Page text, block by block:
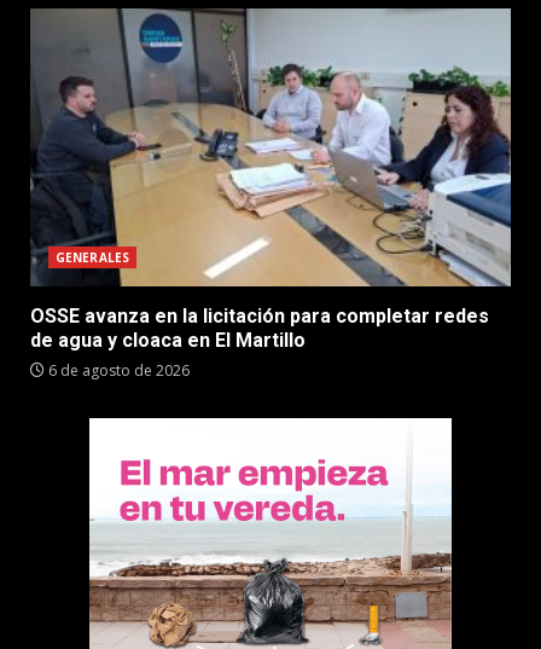
GENERALES
OSSE avanza en la licitación para completar redes
de agua y cloaca en El Martillo
6 de agosto de 2026